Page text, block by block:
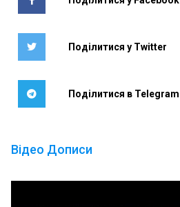
Поділитися у Twitter
Поділитися в Telegram
Відео Дописи